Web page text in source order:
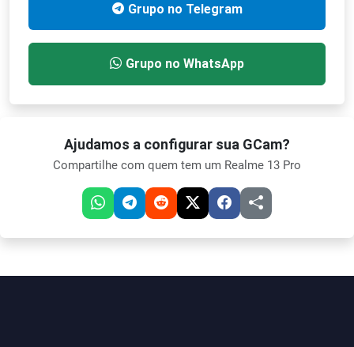
Grupo no Telegram
Grupo no WhatsApp
Ajudamos a configurar sua GCam?
Compartilhe com quem tem um Realme 13 Pro